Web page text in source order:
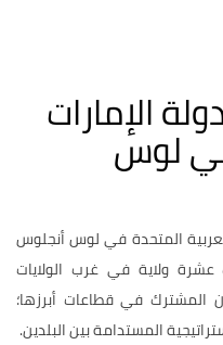
الإمارات
لوس
المتحدة في لوس أنجلوس
ولاية في غرب الولايات
المشترك في قطاعات أبرزها؛
المستدامة بين البلدين.